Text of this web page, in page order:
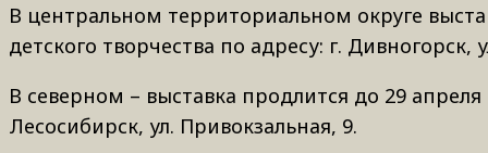
В центральном территориальном округе
детского творчества по адресу: г. Дивногорск,
В северном – выставка продлится до 29
Лесосибирск, ул. Привокзальная, 9.